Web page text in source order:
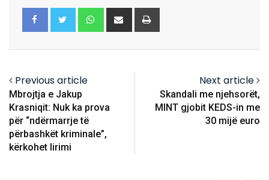
Whatsapp
Share
via
Previous article
Mbrojtja e Jakup
Krasniqit: Nuk ka prova
për “ndërmarrje të
përbashkët kriminale”,
kërkohet lirimi
Next article
Skandali me njehsorët,
MINT gjobit KEDS-in me
30 mijë euro